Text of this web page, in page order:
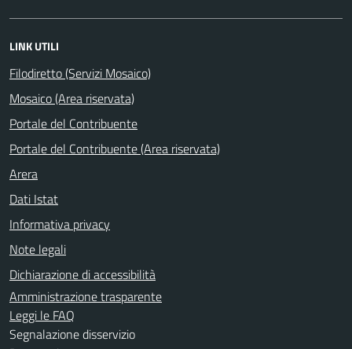
LINK UTILI
Filodiretto (Servizi Mosaico)
Mosaico (Area riservata)
Portale del Contribuente
Portale del Contribuente (Area riservata)
Arera
Dati Istat
Informativa privacy
Note legali
Dichiarazione di accessibilità
Amministrazione trasparente
Leggi le FAQ
Segnalazione disservizio